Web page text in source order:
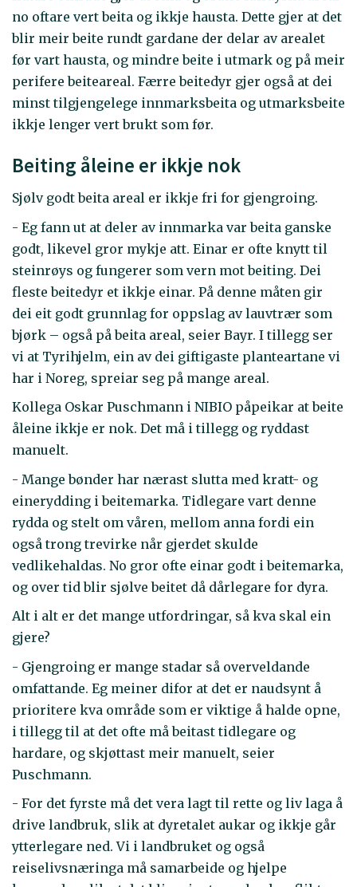
no oftare vert beita og ikkje hausta. Dette gjer at det
blir meir beite rundt gardane der delar av arealet
før vart hausta, og mindre beite i utmark og på meir
perifere beiteareal. Færre beitedyr gjer også at dei
minst tilgjengelege innmarksbeita og utmarksbeite
ikkje lenger vert brukt som før.
Beiting åleine er ikkje nok
Sjølv godt beita areal er ikkje fri for gjengroing.
- Eg fann ut at deler av innmarka var beita ganske
godt, likevel gror mykje att. Einar er ofte knytt til
steinrøys og fungerer som vern mot beiting. Dei
fleste beitedyr et ikkje einar. På denne måten gir
dei eit godt grunnlag for oppslag av lauvtrær som
bjørk – også på beita areal, seier Bayr. I tillegg ser
vi at Tyrihjelm, ein av dei giftigaste planteartane vi
har i Noreg, spreiar seg på mange areal.
Kollega Oskar Puschmann i NIBIO påpeikar at beite
åleine ikkje er nok. Det må i tillegg og ryddast
manuelt.
- Mange bønder har nærast slutta med kratt- og
einerydding i beitemarka. Tidlegare vart denne
rydda og stelt om våren, mellom anna fordi ein
også trong trevirke når gjerdet skulde
vedlikehaldas. No gror ofte einar godt i beitemarka,
og over tid blir sjølve beitet då dårlegare for dyra.
Alt i alt er det mange utfordringar, så kva skal ein
gjere?
- Gjengroing er mange stadar så overveldande
omfattande. Eg meiner difor at det er naudsynt å
prioritere kva område som er viktige å halde opne,
i tillegg til at det ofte må beitast tidlegare og
hardare, og skjøttast meir manuelt, seier
Puschmann.
- For det fyrste må det vera lagt til rette og liv laga å
drive landbruk, slik at dyretalet aukar og ikkje går
ytterlegare ned. Vi i landbruket og også
reiselivsnæringa må samarbeide og hjelpe